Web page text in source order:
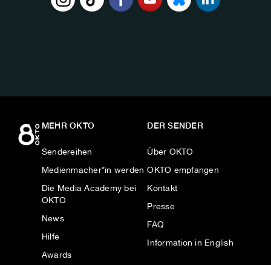
MEHR OKTO
Sendereihen
Medienmacher*in werden
Die Media Academy bei
OKTO
News
Hilfe
Awards
DER SENDER
Über OKTO
OKTO empfangen
Kontakt
Presse
FAQ
Information in English